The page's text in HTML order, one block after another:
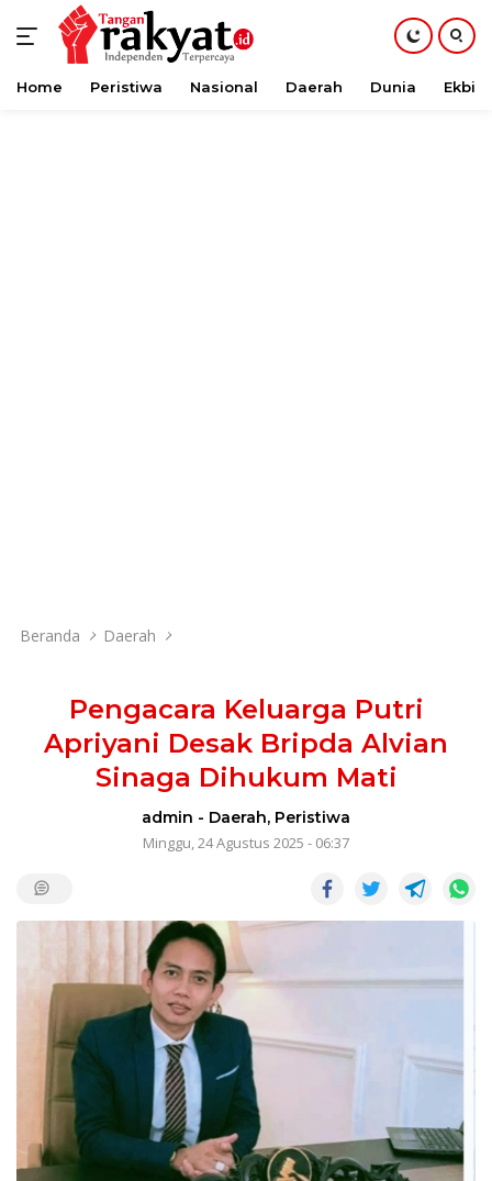
Langsung
Home Peristiwa Nasional Daerah Dunia Ekbis
Beranda Daerah
Pengacara Keluarga Putri
Apriyani Desak Bripda Alvian
Sinaga Dihukum Mati
admin - Daerah, Peristiwa
Minggu, 24 Agustus 2025 - 06:37